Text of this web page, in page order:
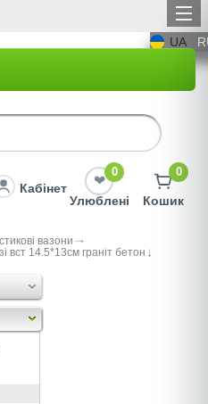
UA
Кабінет
0
Улюблені
0
Кошик
вазони
вст 14.5*13см гранiт бетон